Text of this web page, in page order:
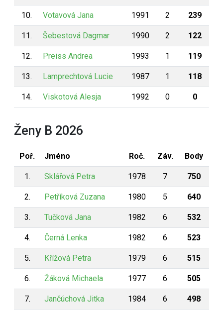
10. Votavová Jana 1991 2 239
11. Šebestová Dagmar 1990 2 122
12. Preiss Andrea 1993 1 119
13. Lamprechtová Lucie 1987 1 118
14. Viskotová Alesja 1992 0 0
Ženy B 2026
Poř. Jméno Roč. Záv. Body
1. Sklářová Petra 1978 7 750
2. Petříková Zuzana 1980 5 640
3. Tučková Jana 1982 6 532
4. Černá Lenka 1982 6 523
5. Křížová Petra 1979 6 515
6. Žáková Michaela 1977 6 505
7. Jančúchová Jitka 1984 6 498